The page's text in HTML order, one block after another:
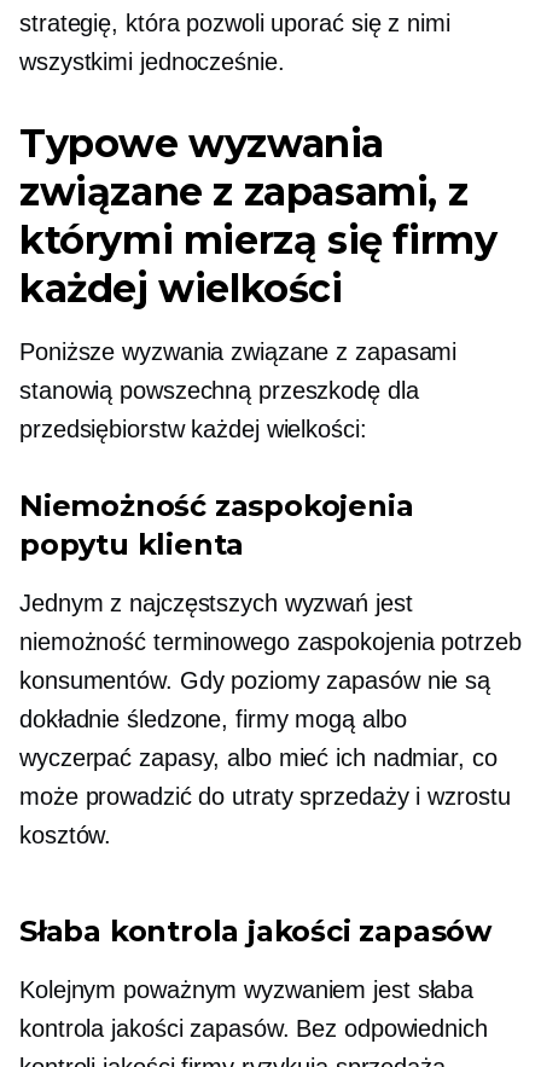
strategię, która pozwoli uporać się z nimi
wszystkimi jednocześnie.
Typowe wyzwania
związane z zapasami, z
którymi mierzą się firmy
każdej wielkości
Poniższe wyzwania związane z zapasami
stanowią powszechną przeszkodę dla
przedsiębiorstw każdej wielkości:
Niemożność zaspokojenia
popytu klienta
Jednym z najczęstszych wyzwań jest
niemożność terminowego zaspokojenia potrzeb
konsumentów. Gdy poziomy zapasów nie są
dokładnie śledzone, firmy mogą albo
wyczerpać zapasy, albo mieć ich nadmiar, co
może prowadzić do utraty sprzedaży i wzrostu
kosztów.
Słaba kontrola jakości zapasów
Kolejnym poważnym wyzwaniem jest słaba
kontrola jakości zapasów. Bez odpowiednich